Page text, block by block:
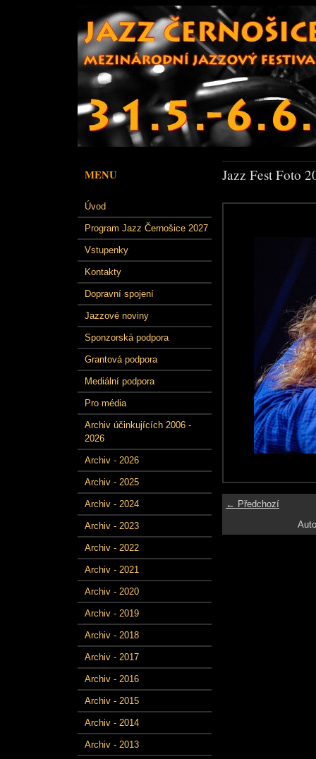
MENU
Úvod
Program Jazz Černošice 2027
Vstupenky
Kontakty
Dopravní spojení
Jazzové noviny
Sponzorská podpora
Grantová podpora
Mediální podpora
Pro média
Archiv účinkujících 2006 -
2026
Archiv - 2026
Archiv - 2025
Archiv - 2024
Archiv - 2023
Archiv - 2022
Archiv - 2021
Archiv - 2020
Archiv - 2019
Archiv - 2018
Archiv - 2017
Archiv - 2016
Archiv - 2015
Archiv - 2014
Archiv - 2013
Jazz Fest Foto
← Předchozí